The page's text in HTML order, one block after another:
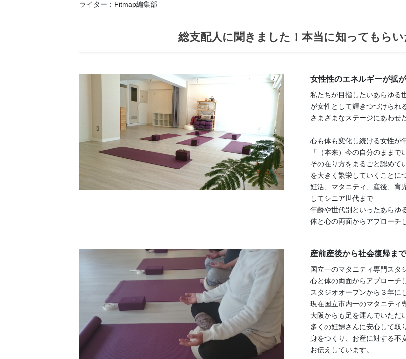
ライター：Fitmap編集部
総支配人に聞きました！本当に知ってもら
女性性のエネルギーが拡
私たちが目指したいあらゆる
が女性として輝きつづけられ
さまざまなステージにあわせ
心も体も変化し続ける女性が
「（本来）今の自分のままで
その在り方をまるごと認めて
を大きく繁栄していくことに
妊活、マタニティ、産後、育
してシニア世代まで
年齢や世代別といったあらゆ
体と心の両面からアプローチ
産前産後から社会復帰ま
国立一のマタニティ専門スタ
心と体の両面からアプローチ
スタジオオープンから３年に
現在国立市内一のマタニティ
大阪からも足を運んでいただ
多くの妊婦さんに安心して取
身をつくり、お産に対する不
お伝えしています。